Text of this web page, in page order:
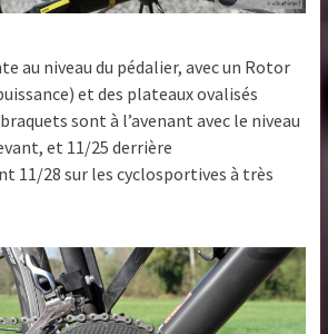
au niveau du pédalier, avec un Rotor
et des plateaux ovalisés
sont à l’avenant avec le niveau
et 11/25 derrière
11/28 sur les cyclosportives à très